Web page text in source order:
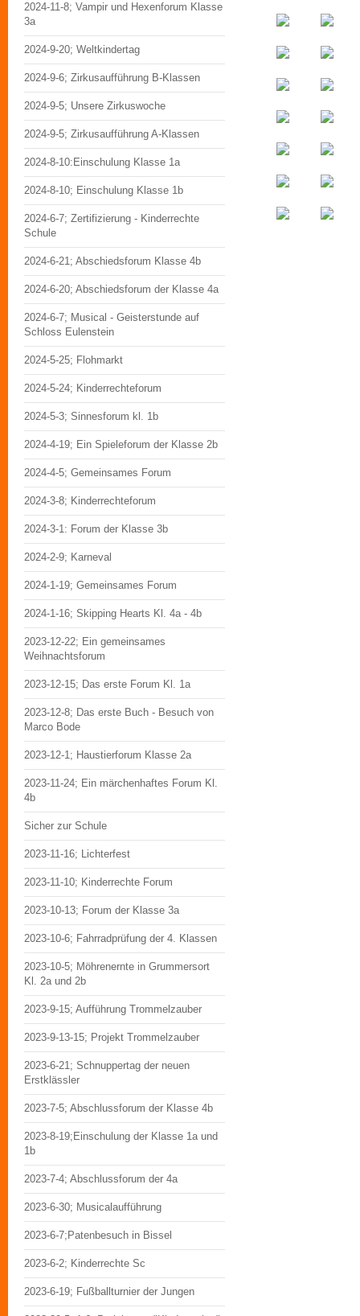
2024-11-8; Vampir und Hexenforum Klasse
3a
2024-9-20; Weltkindertag
2024-9-6; Zirkusaufführung B-Klassen
2024-9-5; Unsere Zirkuswoche
2024-9-5; Zirkusaufführung A-Klassen
2024-8-10:Einschulung Klasse 1a
2024-8-10; Einschulung Klasse 1b
2024-6-7; Zertifizierung - Kinderrechte
Schule
2024-6-21; Abschiedsforum Klasse 4b
2024-6-20; Abschiedsforum der Klasse 4a
2024-6-7; Musical - Geisterstunde auf
Schloss Eulenstein
2024-5-25; Flohmarkt
2024-5-24; Kinderrechteforum
2024-5-3; Sinnesforum kl. 1b
2024-4-19; Ein Spieleforum der Klasse 2b
2024-4-5; Gemeinsames Forum
2024-3-8; Kinderrechteforum
2024-3-1: Forum der Klasse 3b
2024-2-9; Karneval
2024-1-19; Gemeinsames Forum
2024-1-16; Skipping Hearts Kl. 4a - 4b
2023-12-22; Ein gemeinsames
Weihnachtsforum
2023-12-15; Das erste Forum Kl. 1a
2023-12-8; Das erste Buch - Besuch von
Marco Bode
2023-12-1; Haustierforum Klasse 2a
2023-11-24; Ein märchenhaftes Forum Kl.
4b
Sicher zur Schule
2023-11-16; Lichterfest
2023-11-10; Kinderrechte Forum
2023-10-13; Forum der Klasse 3a
2023-10-6; Fahrradprüfung der 4. Klassen
2023-10-5; Möhrenernte in Grummersort
Kl. 2a und 2b
2023-9-15; Aufführung Trommelzauber
2023-9-13-15; Projekt Trommelzauber
2023-6-21; Schnuppertag der neuen
Erstklässler
2023-7-5; Abschlussforum der Klasse 4b
2023-8-19;Einschulung der Klasse 1a und
1b
2023-7-4; Abschlussforum der 4a
2023-6-30; Musicalaufführung
2023-6-7;Patenbesuch in Bissel
2023-6-2; Kinderrechte Sc
2023-6-19; Fußballturnier der Jungen